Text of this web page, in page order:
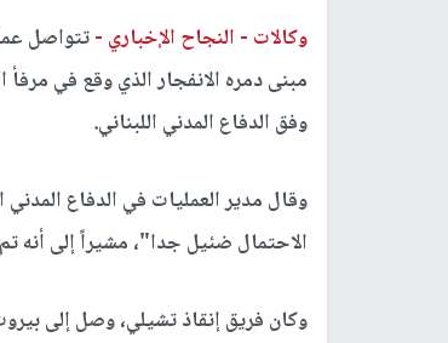
وكالات - النجاح الإخباري -تتواصل
مبنى دمره الانفجار الذي وقع في
وفق الدفاع المدني اللبناني.
وقال مدير العمليات في الدفاع
الاحتمال ضئيل جدا"، مشيراً إلى أنه
وكان فريق إنقاذ تشيلي، وصل إلى